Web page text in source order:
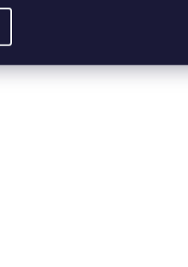
lišit například podle věku,